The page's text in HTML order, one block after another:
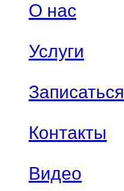
О нас
Услуги
Записаться
Контакты
Видео